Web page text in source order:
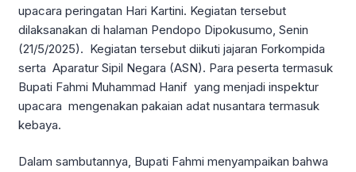
upacara peringatan Hari Kartini. Kegiatan tersebut
dilaksanakan di halaman Pendopo Dipokusumo, Senin
(21/5/2025). Kegiatan tersebut diikuti jajaran Forkompida
serta Aparatur Sipil Negara (ASN). Para peserta termasuk
Bupati Fahmi Muhammad Hanif yang menjadi inspektur
upacara mengenakan pakaian adat nusantara termasuk
kebaya.
Dalam sambutannya, Bupati Fahmi menyampaikan bahwa